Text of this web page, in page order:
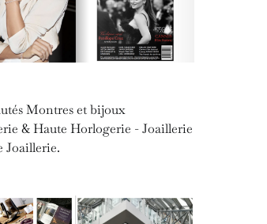
Montres et bijoux
& Haute Horlogerie - Joaillerie
Joaillerie.